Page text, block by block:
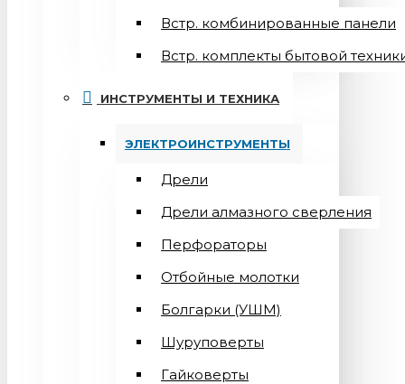
Встр. комбинированные панели
Встр. комплекты бытовой
ИНСТРУМЕНТЫ И ТЕХНИКА
ЭЛЕКТРОИНСТРУМЕНТЫ
Дрели
Дрели алмазного сверления
Перфораторы
Отбойные молотки
Болгарки (УШМ)
Шуруповерты
Гайковерты